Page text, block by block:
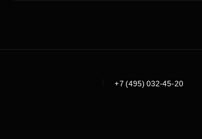
+7 (495) 032-45-20